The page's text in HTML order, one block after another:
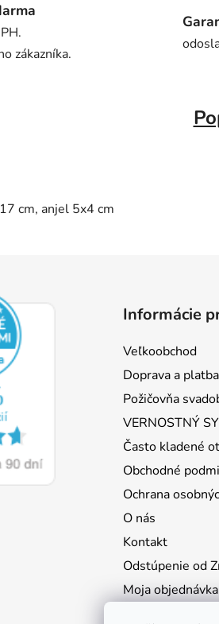
zákazníka.
cm, anjel 5x4 cm
Informácie
Veľkoobchod
Doprava a platba
Požičovňa
VERNOSTNÝ
Často kladené
Obchodné
Ochrana
O nás
Kontakt
Odstúpenie od
Moja objednávka